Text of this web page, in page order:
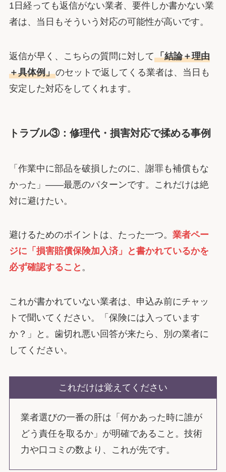
1日経っても返信がない業者、要件しか書かない業
者は、当日もそういう対応の可能性が高いです。
返信が早く、こちらの質問に対して「結論＋理由
＋具体例」のセットで返してくる業者は、当日も
安定した対応をしてくれます。
トラブル③：修理代・損害対応で揉める事例
「作業中に部品を破損したのに、謝罪も補償もな
かった」――最悪のパターンです。これだけは絶
対に避けたい。
避けるためのポイントは、たった一つ。 業者ペー
ジに「損害賠償保険加入済」と書かれているかを
必ず確認すること 。
これが書かれていない業者は、申込み前にチャッ
トで聞いてください。「保険には入っています
か？」と。歯切れ悪い回答が来たら、別の業者に
してください。
これだけは覚えてください
業者選びの一番の肝は「何かあった時に誰が
どう責任を取るか」が明確であること。技術
力や口コミの数より、これが先です。